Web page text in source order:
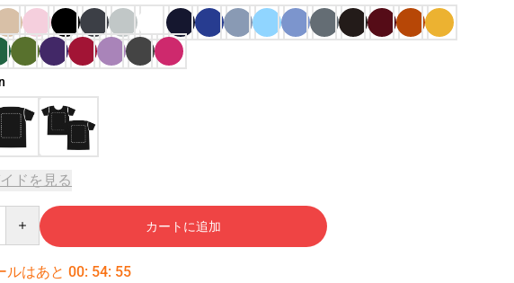
ドを見る
カートに追加
ルはあと 00: 54: 54